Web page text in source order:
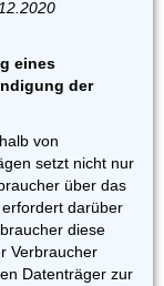
eines
der
von
setzt nicht nur
über das
darüber
diese
Verbraucher
Datenträger zur